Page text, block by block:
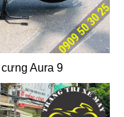
Aura 9